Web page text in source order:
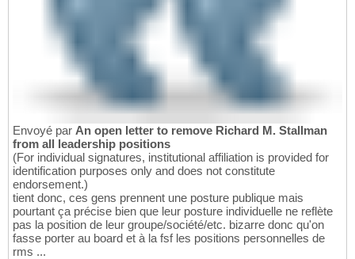
Envoyé par An open letter to remove Richard M. Stallman
from all leadership positions
(For individual signatures, institutional affiliation is provided for
identification purposes only and does not constitute
endorsement.)
tient donc, ces gens prennent une posture publique mais
pourtant ça précise bien que leur posture individuelle ne reflète
pas la position de leur groupe/société/etc. bizarre donc qu'on
fasse porter au board et à la fsf les positions personnelles de
rms ...